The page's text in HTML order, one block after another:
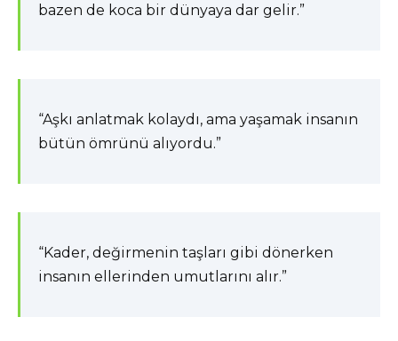
bazen de koca bir dünyaya dar gelir.”
“Aşkı anlatmak kolaydı, ama yaşamak insanın
bütün ömrünü alıyordu.”
“Kader, değirmenin taşları gibi dönerken
insanın ellerinden umutlarını alır.”